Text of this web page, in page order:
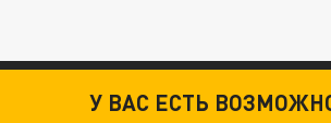
У ВАС ЕСТЬ